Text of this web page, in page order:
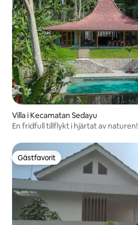
Villa i Kecamatan Sedayu
En fridfull tillflykt i hjärtat av naturen!
Gästfavorit
Gästfavorit